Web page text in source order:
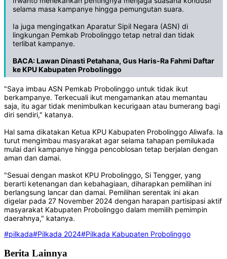
selama masa kampanye hingga pemungutan suara.
Ia juga mengingatkan Aparatur Sipil Negara (ASN) di
lingkungan Pemkab Probolinggo tetap netral dan tidak
terlibat kampanye.
BACA:Lawan Dinasti Petahana, Gus Haris-Ra Fahmi Daftar
ke KPU Kabupaten Probolinggo
"Saya imbau ASN Pemkab Probolinggo untuk tidak ikut
berkampanye. Terkecuali ikut mengamankan atau memantau
saja, itu agar tidak menimbulkan kecurigaan atau bumerang bagi
diri sendiri," katanya.
Hal sama dikatakan Ketua KPU Kabupaten Probolinggo Aliwafa. Ia
turut mengimbau masyarakat agar selama tahapan pemilukada
mulai dari kampanye hingga pencoblosan tetap berjalan dengan
aman dan damai.
"Sesuai dengan maskot KPU Probolinggo, Si Tengger, yang
berarti ketenangan dan kebahagiaan, diharapkan pemilihan ini
berlangsung lancar dan damai. Pemilihan serentak ini akan
digelar pada 27 November 2024 dengan harapan partisipasi aktif
masyarakat Kabupaten Probolinggo dalam memilih pemimpin
daerahnya," katanya.
#pilkada#Pilkada 2024#Pilkada Kabupaten Probolinggo
Berita Lainnya